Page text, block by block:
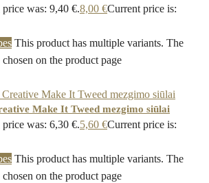
was: 9,40 €.8,00 €Current price is:
This product has multiple variants. The
on the product page
Make It Tweed mezgimo siūlai
was: 6,30 €.5,60 €Current price is:
This product has multiple variants. The
on the product page